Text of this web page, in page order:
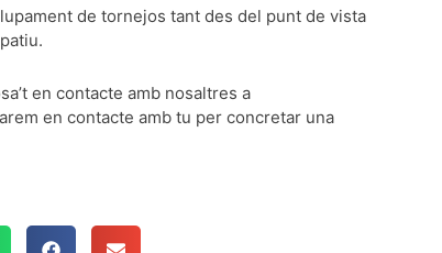
de tornejos tant des del punt de vista
en contacte amb nosaltres a
en contacte amb tu per concretar una